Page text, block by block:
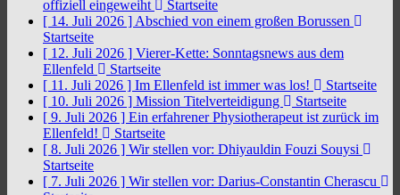
offiziell eingeweiht
Startseite
[ 14. Juli 2026 ] Abschied von einem großen Borussen
Startseite
[ 12. Juli 2026 ] Vierer-Kette: Sonntagsnews aus dem
Ellenfeld
Startseite
[ 11. Juli 2026 ] Im Ellenfeld ist immer was los!
Startseite
[ 10. Juli 2026 ] Mission Titelverteidigung
Startseite
[ 9. Juli 2026 ] Ein erfahrener Physiotherapeut ist zurück im
Ellenfeld!
Startseite
[ 8. Juli 2026 ] Wir stellen vor: Dhiyauldin Fouzi Souysi
Startseite
[ 7. Juli 2026 ] Wir stellen vor: Darius-Constantin Cherascu